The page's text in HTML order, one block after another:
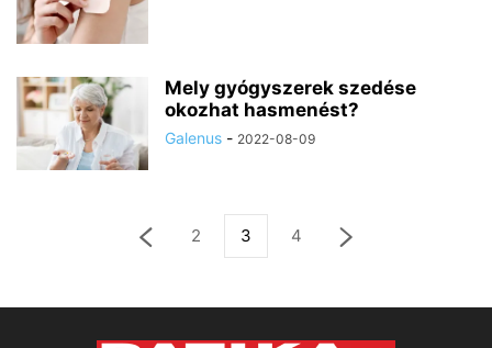
Mely gyógyszerek szedése
okozhat hasmenést?
Galenus - 2022-08-09
2 3 4